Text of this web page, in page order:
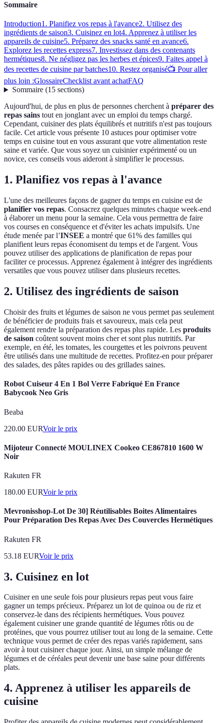
Sommaire
Introduction1. Planifiez vos repas à l'avance2. Utilisez des
ingrédients de saison3. Cuisinez en lot4. Apprenez à utiliser les
appareils de cuisine5. Préparez des snacks santé en avance6.
Explorez les recettes express7. Investissez dans des contenants
hermétiques8. Ne négligez pas les herbes et épices9. Faites appel à
des recettes de cuisine par batches10. Restez organisé📺 Pour aller
plus loin :GlossaireChecklist avant achatFAQ
Sommaire(15 sections)
Aujourd'hui, de plus en plus de personnes cherchent à préparer des
repas sains tout en jonglant avec un emploi du temps chargé.
Cependant, cuisiner des plats équilibrés et nutritifs n'est pas toujours
facile. Cet article vous présente 10 astuces pour optimiser votre
temps en cuisine tout en vous assurant que votre alimentation reste
saine et variée. Que vous soyez un cuisinier expérimenté ou un
novice, ces conseils vous aideront à simplifier le processus.
1. Planifiez vos repas à l'avance
L'une des meilleures façons de gagner du temps en cuisine est de
planifier vos repas. Consacrez quelques minutes chaque week-end
à élaborer un menu pour la semaine. Cela vous permettra de faire
vos courses en conséquence et d'éviter les achats impulsifs. Une
étude menée par l’INSEE a montré que 61% des familles qui
planifient leurs repas économisent du temps et de l'argent. Vous
pouvez utiliser des applications de planification de repas pour
faciliter ce processus. Apprenez également à intégrer des ingrédients
versatiles que vous pouvez utiliser dans plusieurs recettes.
2. Utilisez des ingrédients de saison
Choisir des fruits et légumes de saison ne vous permet pas seulement
de bénéficier de produits frais et savoureux, mais cela peut
également rendre la préparation des repas plus rapide. Les produits
de saison coûtent souvent moins cher et sont plus nutritifs. Par
exemple, en été, les tomates, les courgettes et les poivrons peuvent
être utilisés dans une multitude de recettes. Profitez-en pour préparer
des salades, des pâtes rapides ou des grillades saines.
Robot Cuiseur 4 En 1 Bol Verre Fabriqué En France
Babycook Neo Gris
Beaba
220.00 EURVoir le prix
Mijoteur Connecté MOULINEX Cookeo CE867810 1600 W
Noir
Rakuten FR
180.00 EURVoir le prix
Mevronisshop-Lot De 30] Réutilisables Boites Alimentaires
Pour Préparation Des Repas Avec Des Couvercles Hermétiques
Rakuten FR
53.18 EURVoir le prix
3. Cuisinez en lot
Cuisiner en une seule fois pour plusieurs repas peut vous faire
gagner un temps précieux. Préparez un lot de quinoa ou de riz et
conservez-le dans des récipients hermétiques. Vous pouvez
également cuisiner une grande quantité de légumes rôtis ou de
protéines, que vous pourrez utiliser tout au long de la semaine. Cette
technique vous permet de créer des repas variés rapidement, sans
avoir à tout cuisiner chaque jour. Ainsi, un simple mélange de
légumes et de céréales peut devenir une base saine pour différents
plats.
4. Apprenez à utiliser les appareils de
cuisine